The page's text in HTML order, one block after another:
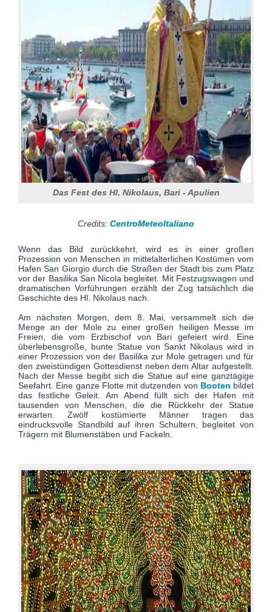
Das Fest des Hl. Nikolaus, Bari - Apulien
Credits: CentroMeteoItaliano
Wenn das Bild zurückkehrt, wird es in einer großen
Prozession von Menschen in mittelalterlichen Kostümen vom
Hafen San Giorgio durch die Straßen der Stadt bis zum Platz
vor der Basilika San Nicola begleitet. Mit Festzugswagen und
dramatischen Vorführungen erzählt der Zug tatsächlich die
Geschichte des Hl. Nikolaus nach.
Am nächsten Morgen, dem 8. Mai, versammelt sich die
Menge an der Mole zu einer großen heiligen Messe im
Freien, die vom Erzbischof von Bari gefeiert wird. Eine
überlebensgroße, bunte Statue von Sankt Nikolaus wird in
einer Prozession von der Basilika zur Mole getragen und für
den zweistündigen Gottesdienst neben dem Altar aufgestellt.
Nach der Messe begibt sich die Statue auf eine ganztägige
Seefahrt. Eine ganze Flotte mit dutzenden von Booten bildet
das festliche Geleit. Am Abend füllt sich der Hafen mit
tausenden von Menschen, die die Rückkehr der Statue
erwarten. Zwölf kostümierte Männer tragen das
eindrucksvolle Standbild auf ihren Schultern, begleitet von
Trägern mit Blumenstäben und Fackeln.